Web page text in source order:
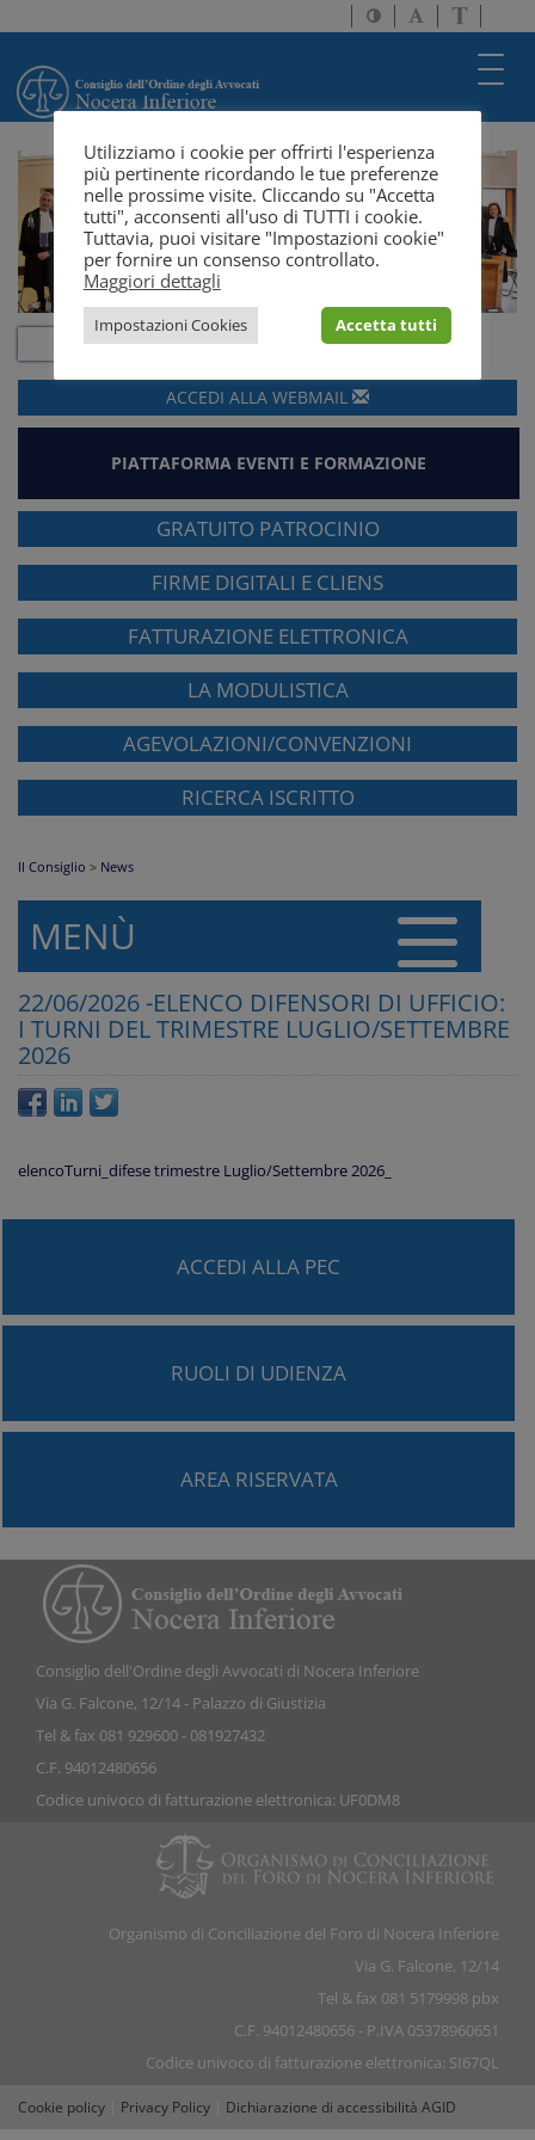
Attiva/disattiva
alto
Attiva/
dimensione
a
solo
ACCEDI ALLA WEBMAIL
PIATTAFORMA EVENTI E FORMAZIONE
GRATUITO PATROCINIO
FIRME DIGITALI E CLIENS
FATTURAZIONE ELETTRONICA
LA MODULISTICA
AGEVOLAZIONI/CONVENZIONI
RICERCA ISCRITTO
Il Consiglio > News
MENÙ
22/06/2026 -ELENCO DIFENSORI DI UFFICIO:
I TURNI DEL TRIMESTRE LUGLIO/SETTEMBRE
2026
elencoTurni_difese trimestre Luglio/Settembre 2026_
ACCEDI ALLA PEC
RUOLI DI UDIENZA
AREA RISERVATA
Consiglio dell'Ordine degli Avvocati di Nocera Inferiore
Via G. Falcone, 12/14 - Palazzo di Giustizia
Tel & fax 081 929600 - 081927432
C.F. 94012480656
Codice univoco di fatturazione elettronica: UF0DM8
Organismo di Conciliazione del Foro di Nocera Inferiore
Via G. Falcone, 12/14
Tel & fax 081 5179998 pbx
C.F. 94012480656 - P.IVA 05378960651
Codice univoco di fatturazione elettronica: SI67QL
Cookie policy Privacy Policy Dichiarazione di accessibilità AGID
Utilizziamo i cookie per offrirti l'esperienza
più pertinente ricordando le tue preferenze
nelle prossime visite. Cliccando su "Accetta
tutti", acconsenti all'uso di TUTTI i cookie.
Tuttavia, puoi visitare "Impostazioni cookie"
per fornire un consenso controllato.
Maggiori dettagli
Impostazioni Cookies Accetta tutti